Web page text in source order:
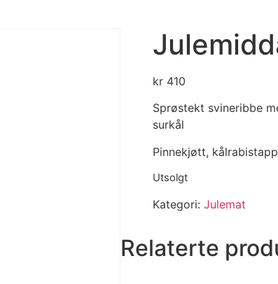
kr410
Sprøstekt svineribbe
surkål
Pinnekjøtt,
Utsolgt
Kategori: Julemat
Relaterte